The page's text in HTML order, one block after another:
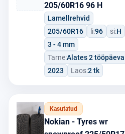
205/60R16 96 H
Lamellrehvid
205/60R16
li:96 si:H
3 - 4 mm
Tarne:Alates 2 tööpäeva
2023
Laos:2 tk
Kasutatud
Nokian - Tyres wr